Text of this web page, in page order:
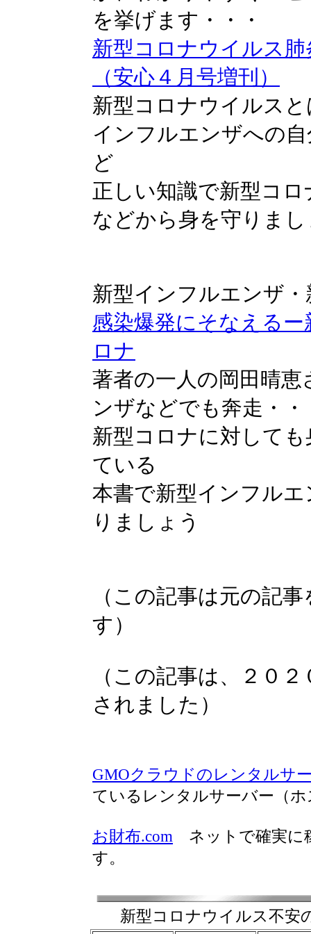
を挙げます・・・
新型コロナウイルス
（安心４月号増刊）
新型コロナウイルス
インフルエンザへの
ど
正しい知識で新型コ
などから身を守りま
新型インフルエンザ
感染爆発にそなえる
ロナ
著者の一人の岡田晴
ンザなどでも奔走・・
新型コロナに対して
ている
本書で新型インフル
りましょう
（この記事は元の記
す）
（この記事は、２０
されました）
GMOクラウドのレンタルサ
ているレンタルサーバー（
お財布.com ネットで確実に
す。
新型コロナウイルス不安